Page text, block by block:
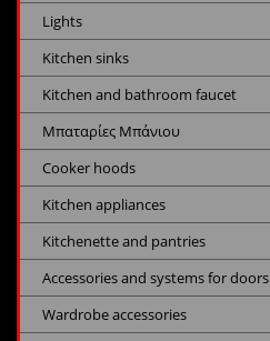
Lights
Kitchen sinks
Kitchen and bathroom faucet
Μπαταρίες Μπάνιου
Cooker hoods
Kitchen appliances
Kitchenette and pantries
Accessories and systems for doors
Wardrobe accessories